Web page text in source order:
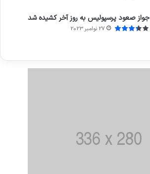
جواز صعود پرسپولیس به روز آخر کشیده شد
27 نوامبر 2023